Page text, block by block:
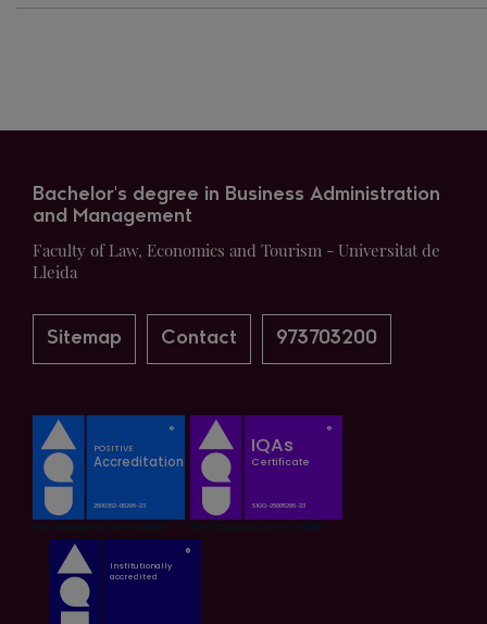
Bachelor's degree in Business Administration
and Management
Faculty of Law, Economics and Tourism - Universitat de
Lleida
Sitemap Contact 973703200